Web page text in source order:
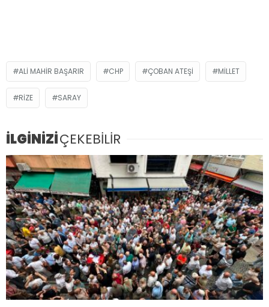
ALI MAHIR BAŞARIR CHP ÇOBAN ATEŞI MILLET
RIZE SARAY
İLGİNİZİÇEKEBİLİR